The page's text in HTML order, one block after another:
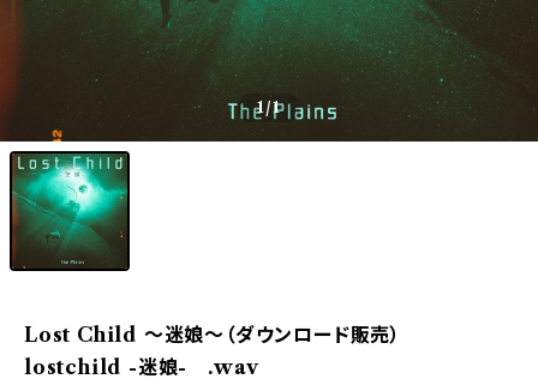
1/1
Lost Child ～迷娘～（ダウンロード販売）
lostchild -迷娘- .wav